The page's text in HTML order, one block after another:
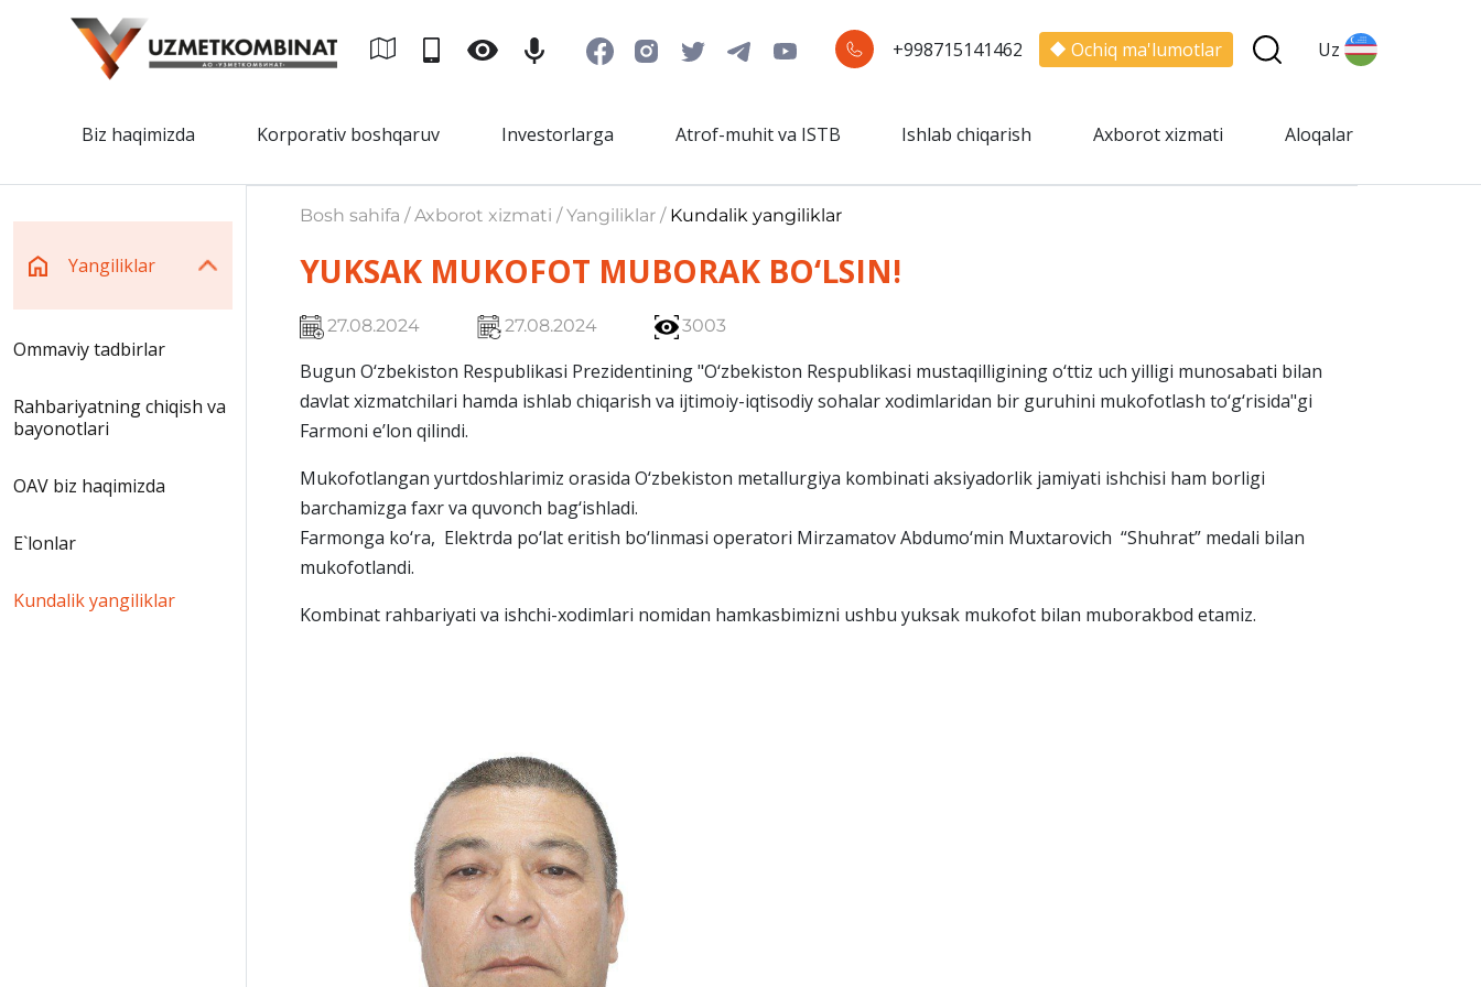
+998715141462 Ochiq ma'lumotlar Uz
Biz haqimizda Korporativ boshqaruv Investorlarga Atrof-muhit va ISTB Ishlab chiqarish Axborot xizmati Aloqalar
Yangiliklar
Ommaviy tadbirlar
Rahbariyatning chiqish va
bayonotlari
OAV biz haqimizda
E`lonlar
Kundalik yangiliklar
Bosh sahifa / Axborot xizmati / Yangiliklar / Kundalik yangiliklar
YUKSAK MUKOFOT MUBORAK BO‘LSIN!
27.08.2024 27.08.2024 3003
Bugun O‘zbekiston Respublikasi Prezidentining "O‘zbekiston Respublikasi mustaqilligining o‘ttiz uch yilligi munosabati bilan
davlat xizmatchilari hamda ishlab chiqarish va ijtimoiy-iqtisodiy sohalar xodimlaridan bir guruhini mukofotlash to‘g‘risida"gi
Farmoni e’lon qilindi.
Mukofotlangan yurtdoshlarimiz orasida O‘zbekiston metallurgiya kombinati aksiyadorlik jamiyati ishchisi ham borligi
barchamizga faxr va quvonch bag‘ishladi.
Farmonga ko‘ra, Elektrda po‘lat eritish bo‘linmasi operatori Mirzamatov Abdumo‘min Muxtarovich “Shuhrat” medali bilan
mukofotlandi.
Kombinat rahbariyati va ishchi-xodimlari nomidan hamkasbimizni ushbu yuksak mukofot bilan muborakbod etamiz.